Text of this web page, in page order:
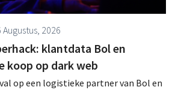
Augustus, 2026
klantdata Bol en
koop op dark web
op een logistieke partner van Bol en